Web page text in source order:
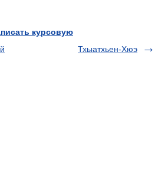
курсовую
Тхыатхьен-Хюэ